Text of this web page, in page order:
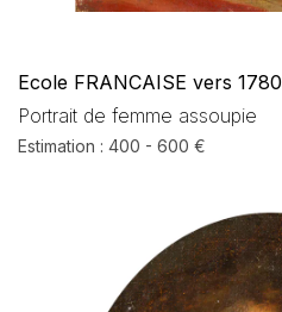
Ecole FRANCAISE vers 1780
Portrait de femme assoupie
Estimation : 400 - 600 €